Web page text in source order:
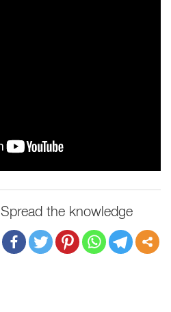
Spread the knowledge